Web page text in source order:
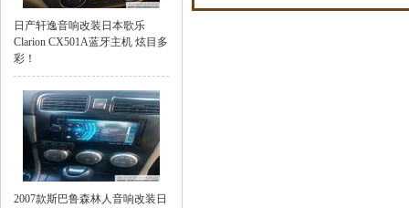
日产轩逸音响改装日本歌乐
Clarion CX501A蓝牙主机 炫目多
彩！
2007款斯巴鲁森林人音响改装日